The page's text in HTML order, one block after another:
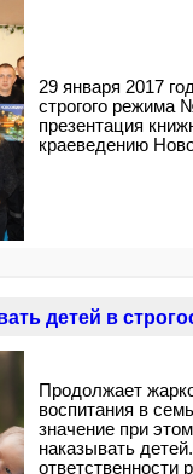
29 января 2017
строгого режима
презентация
краеведению
детей в
Продолжает
воспитания в
значение при
наказывать
ответственности